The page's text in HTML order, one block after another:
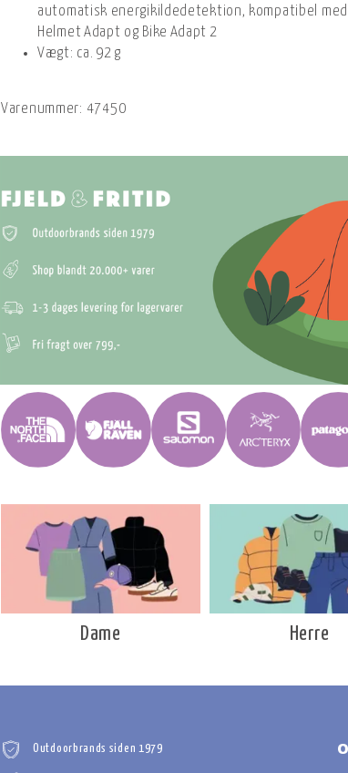
automatisk energikildedetektion, kompatibel med
Helmet Adapt og Bike Adapt 2
Vægt: ca. 92 g
Varenummer: 47450
Dame Herre
Outdoorbrands siden 1979